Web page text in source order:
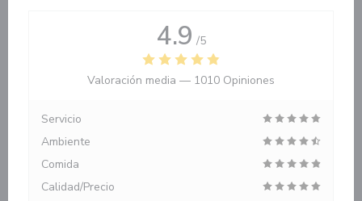
4.9 /5
Valoración media — 1010 Opiniones
Servicio
Ambiente
Comida
Calidad/Precio